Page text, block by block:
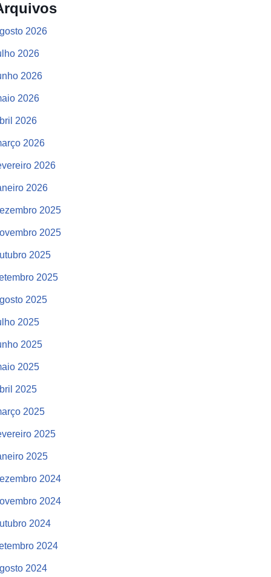
2026
2026
2026
2026
2026
2026
2026
2026
2025
2025
2025
2025
2025
2025
2025
2025
2025
2025
2025
2025
2024
2024
2024
2024
2024